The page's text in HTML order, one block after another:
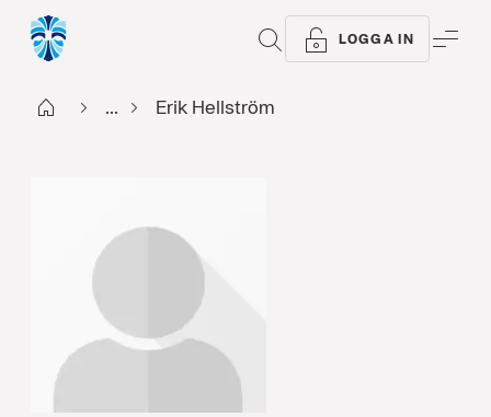
SÖK LOGGA IN
Start ... Erik Hellström